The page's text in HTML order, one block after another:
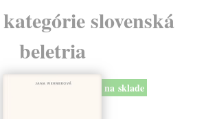
slovenská
beletria
na sklade